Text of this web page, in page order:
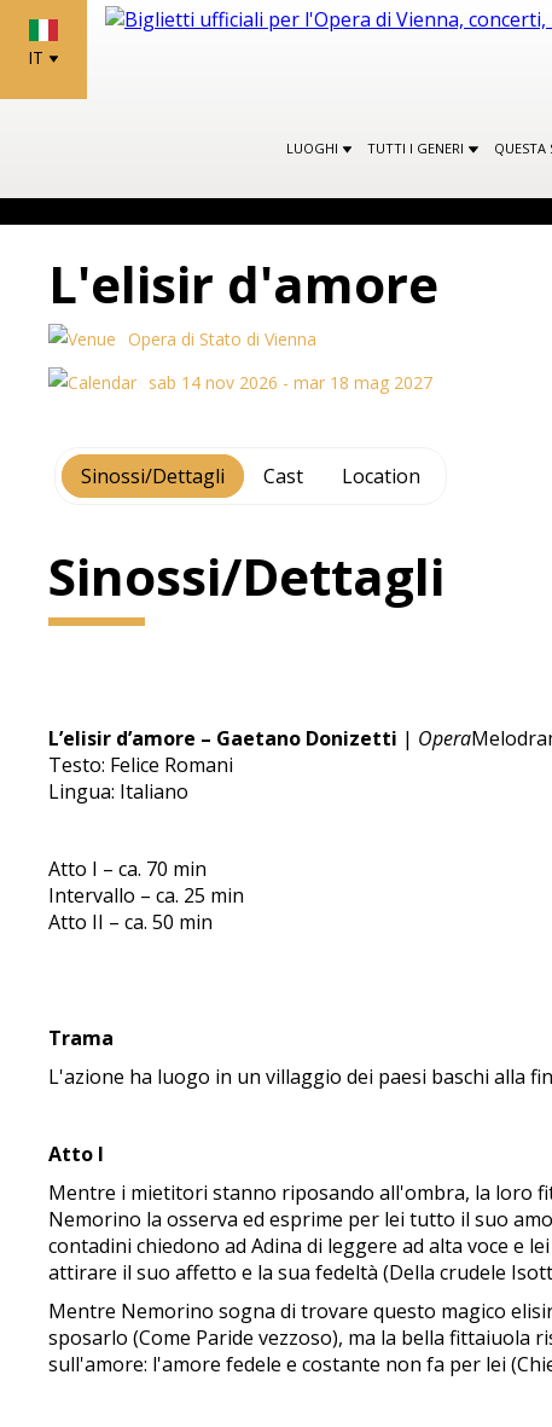
IT
LUOGHI TUTTI I GENERI QUESTA
L'elisir d'amore
Opera di Stato di Vienna
sab 14 nov 2026 - mar 18 mag 2027
Sinossi/Dettagli Cast Location
Sinossi/Dettagli
L’elisir d’amore – Gaetano Donizetti | Opera
Testo: Felice Romani
Lingua: Italiano
Atto I – ca. 70 min
Intervallo – ca. 25 min
Atto II – ca. 50 min
Trama
L'azione ha luogo in un villaggio dei paesi baschi alla
Atto I
Mentre i mietitori stanno riposando all'ombra, la loro
Nemorino la osserva ed esprime per lei tutto il suo
contadini chiedono ad Adina di leggere ad alta voce e
attirare il suo affetto e la sua fedeltà (Della crudele
Mentre Nemorino sogna di trovare questo magico
sposarlo (Come Paride vezzoso), ma la bella fittaiuola
sull'amore: l'amore fedele e costante non fa per lei